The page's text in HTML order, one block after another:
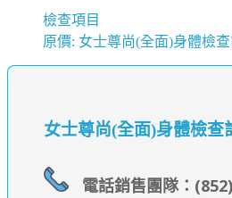
檢查項目
原價: 女士尊尚(全面)身體檢
女士尊尚(全面)身體檢查
電話銷售團隊：